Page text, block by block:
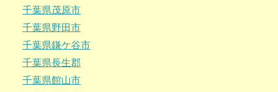
千葉県茂原市
千葉県野田市
千葉県鎌ケ谷市
千葉県長生郡
千葉県館山市